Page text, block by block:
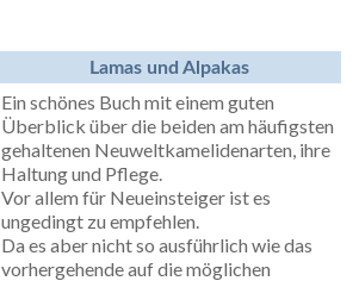
Lamas und Alpakas
Ein schönes Buch mit einem guten
Überblick über die beiden am häufigsten
gehaltenen Neuweltkamelidenarten, ihre
Haltung und Pflege.
Vor allem für Neueinsteiger ist es
ungedingt zu empfehlen.
Da es aber nicht so ausführlich wie das
vorhergehende auf die möglichen